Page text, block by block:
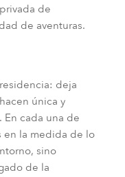
de
de aventuras.
deja
única y
En cada una de
en la medida de lo
sino
de la